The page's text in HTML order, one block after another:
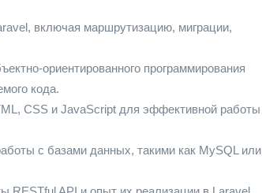
включая маршрутизацию, миграции,
ориентированного программирования
кода.
CSS и JavaScript для эффективной работы
с базами данных, такими как MySQL или